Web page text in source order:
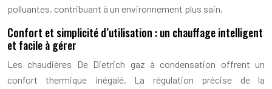
polluantes, contribuant à un environnement plus sain.
Confort et simplicité d’utilisation : un chauffage intelligent
et facile à gérer
Les chaudières De Dietrich gaz à condensation offrent un
confort thermique inégalé. La régulation précise de la